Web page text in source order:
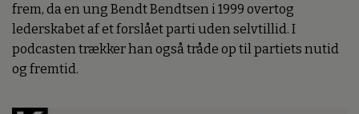
frem, da en ung Bendt Bendtsen i 1999 overtog
lederskabet af et forslået parti uden selvtillid. I
podcasten trækker han også tråde op til partiets nutid
og fremtid.